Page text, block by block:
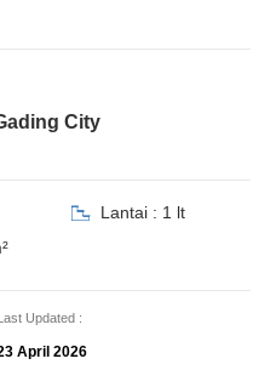
City
Lantai : 1 lt
Updated :
April 2026